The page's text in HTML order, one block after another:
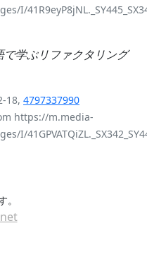
I/
で学ぶリファクタリング
18, 4797337990
https://m.media-
I/